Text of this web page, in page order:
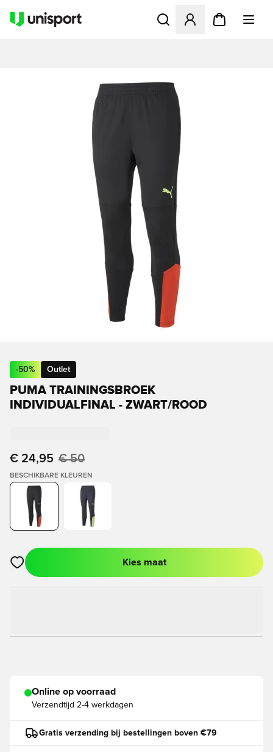
Opent een venster om in
-50% Outlet
PUMA TRAININGSBROEK
INDIVIDUALFINAL - ZWART/ROOD
€ 24,95 € 50
BESCHIKBARE KLEUREN
Opent een venster om in te loggen of je aan te melden als lid
Kies maat
Online op voorraad
Verzendtijd 2-4 werkdagen
Gratis verzending bij bestellingen boven €79